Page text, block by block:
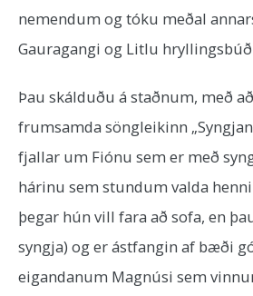
nemendum og tóku meðal
Gauragangi og Litlu
Þau skálduðu á staðnum, með
frumsamda söngleikinn
fjallar um Fiónu sem er með
hárinu sem stundum valda
þegar hún vill fara að sofa, en
syngja) og er ástfangin af bæði
eigandanum Magnúsi sem